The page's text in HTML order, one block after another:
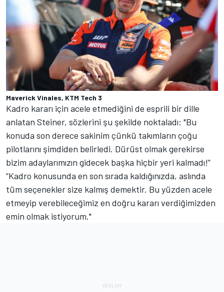
Maverick Vinales, KTM Tech 3
Kadro kararı için acele etmediğini de esprili bir dille
anlatan Steiner, sözlerini şu şekilde noktaladı: "Bu
konuda son derece sakinim çünkü takımların çoğu
pilotlarını şimdiden belirledi. Dürüst olmak gerekirse
bizim adaylarımızın gidecek başka hiçbir yeri kalmadı!”
“Kadro konusunda en son sırada kaldığınızda, aslında
tüm seçenekler size kalmış demektir. Bu yüzden acele
etmeyip verebileceğimiz en doğru kararı verdiğimizden
emin olmak istiyorum."